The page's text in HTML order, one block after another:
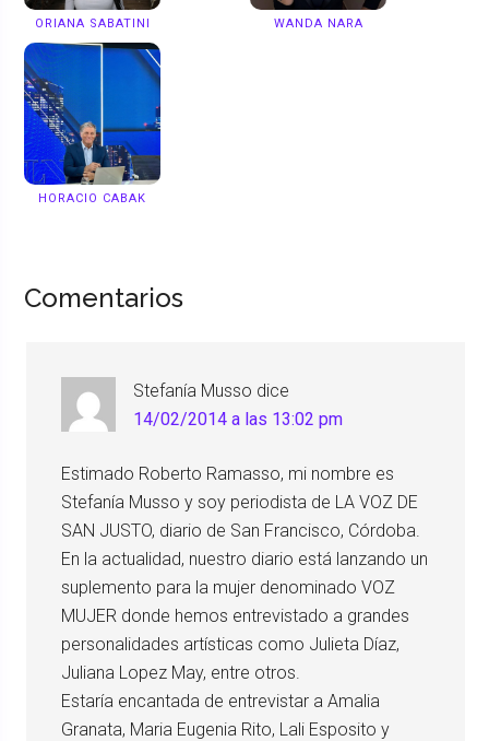
ORIANA SABATINI WANDA NARA
HORACIO CABAK
Comentarios
Stefanía Musso dice
14/02/2014 a las 13:02 pm
Estimado Roberto Ramasso, mi nombre es
Stefanía Musso y soy periodista de LA VOZ DE
SAN JUSTO, diario de San Francisco, Córdoba.
En la actualidad, nuestro diario está lanzando un
suplemento para la mujer denominado VOZ
MUJER donde hemos entrevistado a grandes
personalidades artísticas como Julieta Díaz,
Juliana Lopez May, entre otros.
Estaría encantada de entrevistar a Amalia
Granata, Maria Eugenia Rito, Lali Esposito y